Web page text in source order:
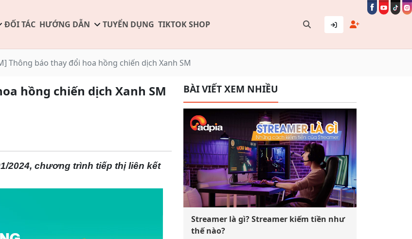
ĐỐI TÁC HƯỚNG DẪN TUYỂN DỤNG TIKTOK SHOP
Thông báo thay đổi hoa hồng chiến dịch Xanh SM
hồng chiến dịch Xanh SM
2024, chương trình tiếp thị liên kết
BÀI VIẾT XEM NHIỀU
Streamer là gì? Streamer kiếm tiền như
thế nào?